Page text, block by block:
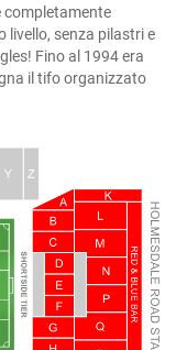
completamente
livello, senza pilastri e
Fino al 1994 era
il tifo organizzato